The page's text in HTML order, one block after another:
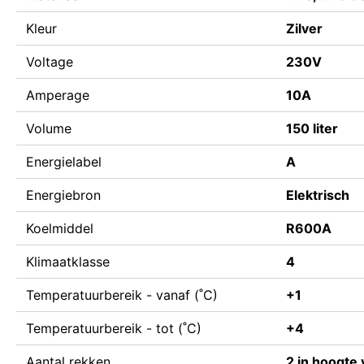
Kleur Zilver
Voltage 230V
Amperage 10A
Volume 150 liter
Energielabel A
Energiebron Elektrisch
Koelmiddel R600A
Klimaatklasse 4
Temperatuurbereik - vanaf (˚C) +1
Temperatuurbereik - tot (˚C) +4